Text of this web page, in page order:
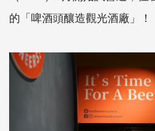
的「啤酒頭釀造觀光酒廠」！